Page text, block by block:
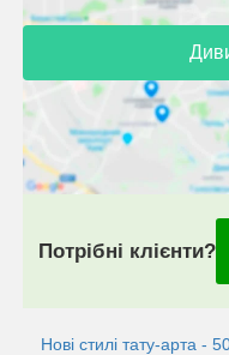
Потрібні клієнти?
Нові стилі тату-арта -